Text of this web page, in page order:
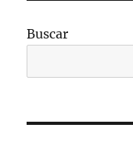
Buscar